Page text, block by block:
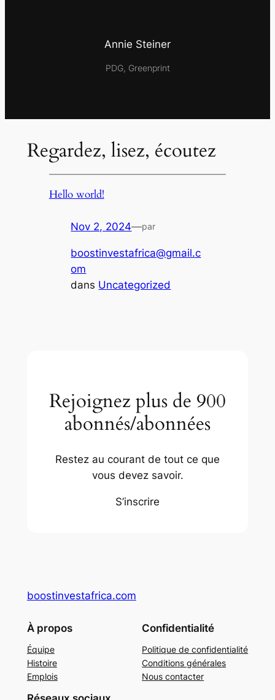
Annie Steiner
PDG, Greenprint
Regardez, lisez, écoutez
Hello world!
Nov 2, 2024—par
boostinvestafrica@gmail.c
om
dans Uncategorized
Rejoignez plus de 900
abonnés/abonnées
Restez au courant de tout ce que
vous devez savoir.
S’inscrire
boostinvestafrica.com
À propos
Équipe
Histoire
Emplois
Confidentialité
Politique de confidentialité
Conditions générales
Nous contacter